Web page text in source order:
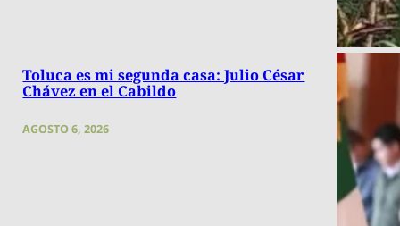
Toluca es mi segunda casa: Julio César
Chávez en el Cabildo
AGOSTO 6, 2026